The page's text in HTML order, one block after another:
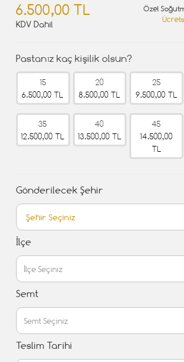
6.500,00 TL
KDV Dahil
Özel
Pastanız kaç kişilik olsun?
15
6.500,00 TL
20
8.500,00 TL
25
9.500,00 TL
35
12.500,00 TL
40
13.500,00 TL
45
14.500,00
TL
Gönderilecek Şehir
İlçe
Semt
Teslim Tarihi